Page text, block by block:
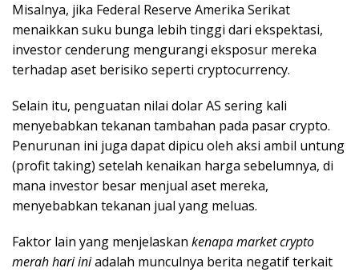
Misalnya, jika Federal Reserve Amerika Serikat
menaikkan suku bunga lebih tinggi dari ekspektasi,
investor cenderung mengurangi eksposur mereka
terhadap aset berisiko seperti cryptocurrency.
Selain itu, penguatan nilai dolar AS sering kali
menyebabkan tekanan tambahan pada pasar crypto.
Penurunan ini juga dapat dipicu oleh aksi ambil untung
(profit taking) setelah kenaikan harga sebelumnya, di
mana investor besar menjual aset mereka,
menyebabkan tekanan jual yang meluas.
Faktor lain yang menjelaskan kenapa market crypto
merah hari iniadalah munculnya berita negatif terkait